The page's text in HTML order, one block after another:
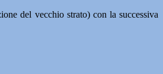
del vecchio strato) con la successiva